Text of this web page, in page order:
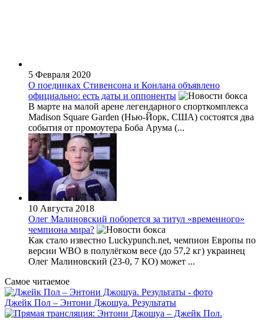
5 Февраля 2020
О поединках Стивенсона и Конлана объявлено
официально: есть даты и оппоненты
В марте на малой арене легендарного спорткомплекса
Madison Square Garden (Нью-Йорк, США) состоятся два
события от промоутера Боба Арума (...
10 Августа 2018
Олег Малиновский поборется за титул «временного»
чемпиона мира?
Как стало известно Luckypunch.net, чемпион Европы по
версии WBO в полулёгком весе (до 57,2 кг) украинец
Олег Малиновский (23-0, 7 КО) может ...
Самое читаемое
Джейк Пол – Энтони Джошуа. Результаты